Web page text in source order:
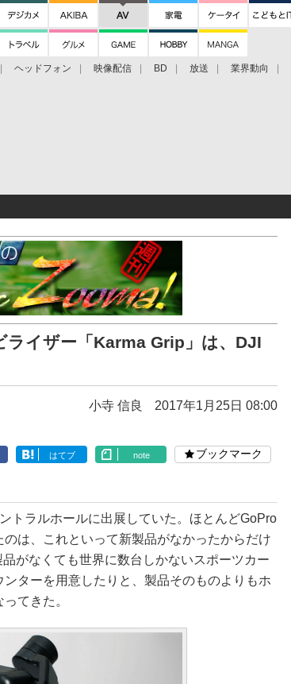
ヘッドフォン 映像配信 BD 放送 業界動向
ライザー「Karma Grip」は、DJI
小寺 信良 2017年1月25日 08:00
はてブ note ブックマーク
トラルホールに出展していた。ほとんどGoPro
は、これといって新製品がなかったからだけ
がなくても世界に数台しかないスポーツカー
ターを用意したりと、製品そのものよりもホ
てきた。